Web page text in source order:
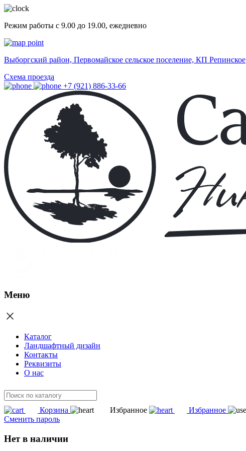
Режим работы с 9.00 до 19.00, ежедневно
Выборгский район, Первомайское сельское поселение, КП Репинское
Схема проезда
+7 (921) 886-33-66
Меню
Каталог
Ландшафтный дизайн
Контакты
Реквизиты
О нас
Корзина Избранное Избранное
Сменить пароль
Нет в наличии